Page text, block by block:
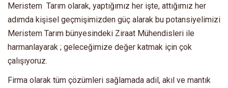
Meristem Tarım olarak, yaptığımız her işte, attığımız her
adımda kişisel geçmişimizden güç alarak bu potansiyelimizi
Meristem Tarım bünyesindeki Ziraat Mühendisleri ile
harmanlayarak ; geleceğimize değer katmak için çok
çalışıyoruz.
Firma olarak tüm çözümleri sağlamada adil, akıl ve mantık